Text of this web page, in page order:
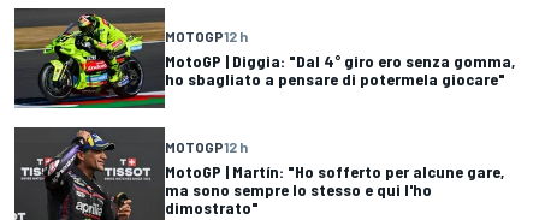
MOTOGP12 h
MotoGP | Diggia: "Dal 4° giro ero senza gomma,
ho sbagliato a pensare di potermela giocare"
MOTOGP12 h
MotoGP | Martín: "Ho sofferto per alcune gare,
ma sono sempre lo stesso e qui l'ho
dimostrato"